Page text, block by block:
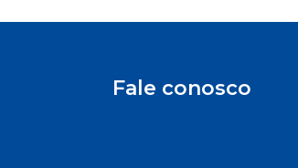
Fale conosco